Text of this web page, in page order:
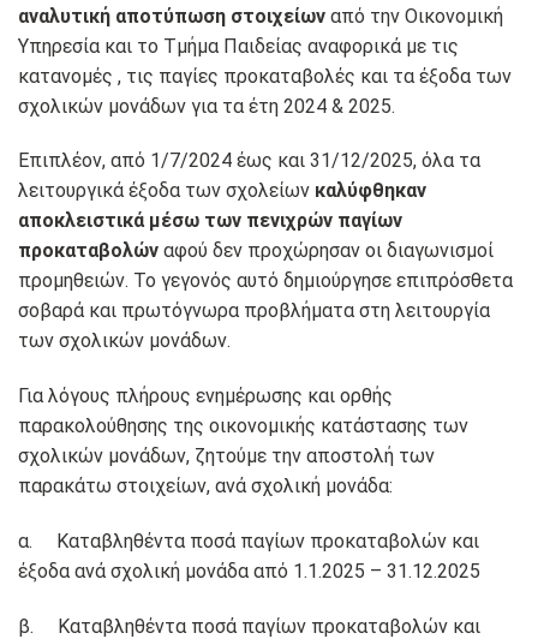
αναλυτική αποτύπωση στοιχείων από την Οικονομική
Υπηρεσία και το Τμήμα Παιδείας αναφορικά με τις
κατανομές , τις παγίες προκαταβολές και τα έξοδα των
σχολικών μονάδων για τα έτη 2024 & 2025.
Επιπλέον, από 1/7/2024 έως και 31/12/2025, όλα τα
λειτουργικά έξοδα των σχολείων καλύφθηκαν
αποκλειστικά μέσω των πενιχρών παγίων
προκαταβολών αφού δεν προχώρησαν οι διαγωνισμοί
προμηθειών. Το γεγονός αυτό δημιούργησε επιπρόσθετα
σοβαρά και πρωτόγνωρα προβλήματα στη λειτουργία
των σχολικών μονάδων.
Για λόγους πλήρους ενημέρωσης και ορθής
παρακολούθησης της οικονομικής κατάστασης των
σχολικών μονάδων, ζητούμε την αποστολή των
παρακάτω στοιχείων, ανά σχολική μονάδα:
α. Καταβληθέντα ποσά παγίων προκαταβολών και
έξοδα ανά σχολική μονάδα από 1.1.2025 – 31.12.2025
β. Καταβληθέντα ποσά παγίων προκαταβολών και